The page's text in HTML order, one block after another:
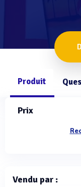
Produit
Prix
Vendu par :